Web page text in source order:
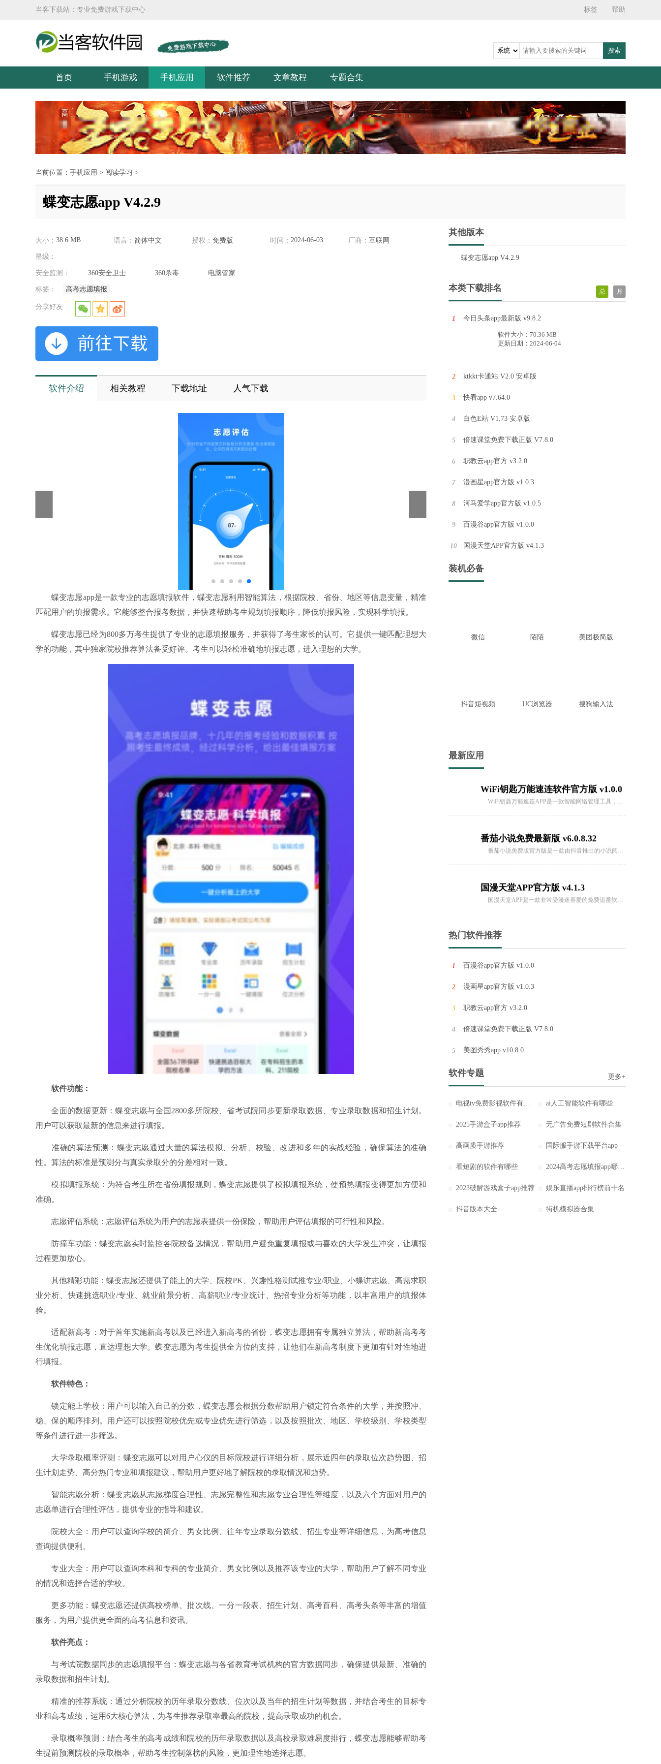
当客下载站：专业免费游戏下载中心 标签 帮助
搜索
首页 手机游戏 手机应用 软件推荐 文章教程 专题合集
当前位置： 手机应用 > 阅读学习 >
蝶变志愿app V4.2.9
大小： 38.6 MB 语言： 简体中文 授权： 免费版 时间： 2024-06-03 厂商： 互联网
星级：
安全监测： 360安全卫士 360杀毒 电脑管家
标签： 高考志愿填报
分享好友
软件介绍 相关教程 下载地址 人气下载
蝶变志愿app是一款专业的志愿填报软件，蝶变志愿利用智能算法，根据院校、省份、地区等信息变量，精准
匹配用户的填报需求。它能够整合报考数据，并快速帮助考生规划填报顺序，降低填报风险，实现科学填报。
蝶变志愿已经为800多万考生提供了专业的志愿填报服务，并获得了考生家长的认可。它提供一键匹配理想大
学的功能，其中独家院校推荐算法备受好评。考生可以轻松准确地填报志愿，进入理想的大学。
软件功能：
全面的数据更新：蝶变志愿与全国2800多所院校、省考试院同步更新录取数据、专业录取数据和招生计划。
用户可以获取最新的信息来进行填报。
准确的算法预测：蝶变志愿通过大量的算法模拟、分析、校验、改进和多年的实战经验，确保算法的准确
性。算法的标准是预测分与真实录取分的分差相对一致。
模拟填报系统：为符合考生所在省份填报规则，蝶变志愿提供了模拟填报系统，使预热填报变得更加方便和
准确。
志愿评估系统：志愿评估系统为用户的志愿表提供一份保险，帮助用户评估填报的可行性和风险。
防撞车功能：蝶变志愿实时监控各院校备选情况，帮助用户避免重复填报或与喜欢的大学发生冲突，让填报
过程更加放心。
其他精彩功能：蝶变志愿还提供了能上的大学、院校PK、兴趣性格测试推专业/职业、小蝶讲志愿、高需求职
业分析、快速挑选职业/专业、就业前景分析、高薪职业/专业统计、热招专业分析等功能，以丰富用户的填报体
验。
适配新高考：对于首年实施新高考以及已经进入新高考的省份，蝶变志愿拥有专属独立算法，帮助新高考考
生优化填报志愿，直达理想大学。蝶变志愿为考生提供全方位的支持，让他们在新高考制度下更加有针对性地进
行填报。
软件特色：
锁定能上学校：用户可以输入自己的分数，蝶变志愿会根据分数帮助用户锁定符合条件的大学，并按照冲、
稳、保的顺序排列。用户还可以按照院校优先或专业优先进行筛选，以及按照批次、地区、学校级别、学校类型
等条件进行进一步筛选。
大学录取概率评测：蝶变志愿可以对用户心仪的目标院校进行详细分析，展示近四年的录取位次趋势图、招
生计划走势、高分热门专业和填报建议，帮助用户更好地了解院校的录取情况和趋势。
智能志愿分析：蝶变志愿从志愿梯度合理性、志愿完整性和志愿专业合理性等维度，以及六个方面对用户的
志愿单进行合理性评估，提供专业的指导和建议。
院校大全：用户可以查询学校的简介、男女比例、往年专业录取分数线、招生专业等详细信息，为高考信息
查询提供便利。
专业大全：用户可以查询本科和专科的专业简介、男女比例以及推荐该专业的大学，帮助用户了解不同专业
的情况和选择合适的学校。
更多功能：蝶变志愿还提供高校榜单、批次线、一分一段表、招生计划、高考百科、高考头条等丰富的增值
服务，为用户提供更全面的高考信息和资讯。
软件亮点：
与考试院数据同步的志愿填报平台：蝶变志愿与各省教育考试机构的官方数据同步，确保提供最新、准确的
录取数据和招生计划。
精准的推荐系统：通过分析院校的历年录取分数线、位次以及当年的招生计划等数据，并结合考生的目标专
业和高考成绩，运用6大核心算法，为考生推荐录取率最高的院校，提高录取成功的机会。
录取概率预测：结合考生的高考成绩和院校的历年录取数据以及高校录取难易度排行，蝶变志愿能够帮助考
生提前预测院校的录取概率，帮助考生控制落榜的风险，更加理性地选择志愿。
其他版本
蝶变志愿app V4.2.9
本类下载排名 总 月
1 今日头条app最新版 v9.8.2
软件大小：70.36 MB
更新日期：2024-06-04
2 ktkkt卡通站 V2.0 安卓版
3 快看app v7.64.0
4 白色E站 V1.73 安卓版
5 倍速课堂免费下载正版 V7.8.0
6 职教云app官方 v3.2.0
7 漫画星app官方版 v1.0.3
8 河马爱学app官方版 v1.0.5
9 百漫谷app官方版 v1.0.0
10 国漫天堂APP官方版 v4.1.3
装机必备
微信 陌陌 美团极简版
抖音短视频 UC浏览器 搜狗输入法
最新应用
番茄小说免费最新版 v6.0.8.32
国漫天堂APP官方版 v4.1.3
番茄小说免费最新版 v6.0.8.32
国漫天堂APP官方版 v4.1.3
国漫天堂APP是一款非常受漫迷喜爱的免费追番软件，提供了各种不同题材的正版漫画内容。用户可以根据个人喜好选择并阅读各种精彩漫画，而且无需等待即可享受漫画更新带来的乐趣。此软件涵盖了多个地区的漫画作品，
热门软件推荐
1 百漫谷app官方版 v1.0.0
2 漫画星app官方版 v1.0.3
3 职教云app官方 v3.2.0
4 倍速课堂免费下载正版 V7.8.0
5 美图秀秀app v10.8.0
软件专题 更多+
电视tv免费影视软件有哪些 ai人工智能软件有哪些
2025手游盒子app推荐 无广告免费短剧软件合集
高画质手游推荐 国际服手游下载平台app
看短剧的软件有哪些 2024高考志愿填报app哪个好用
2023破解游戏盒子app推荐 娱乐直播app排行榜前十名
抖音版本大全 街机模拟器合集